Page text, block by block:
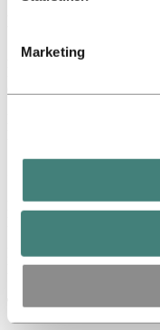
Marketing
Aufgrund seiner
Beispiele: Gehäuse,
Zylinder und
Extrudierbarkeit und
Beispiele: Zylinderrohre,
Präzisionsstrukturrohre
Transportinterieurs